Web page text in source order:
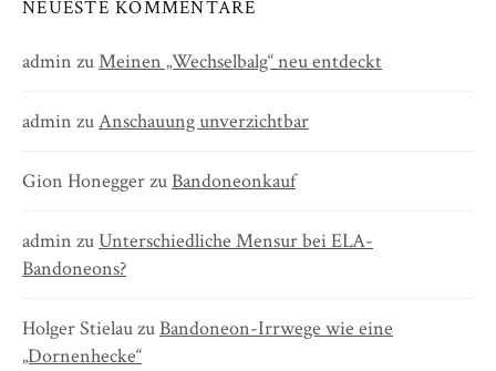
NEUESTE KOMMENTARE
admin zuMeinen „Wechselbalg“ neu entdeckt
admin zuAnschauung unverzichtbar
Gion HoneggerzuBandoneonkauf
admin zuUnterschiedliche Mensur bei ELA-
Bandoneons?
Holger StielauzuBandoneon-Irrwege wie eine
„Dornenhecke“